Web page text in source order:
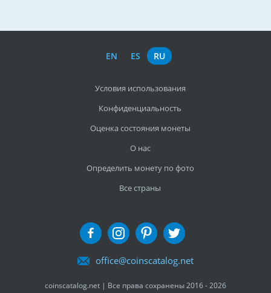
EN ES RU
Условия использования
Конфиденциальность
Оценка состояния монеты
О нас
Определить монету по фото
Все страны
office@coinscatalog.net
coinscatalog.net | Все права сохранены 2016 - 2026